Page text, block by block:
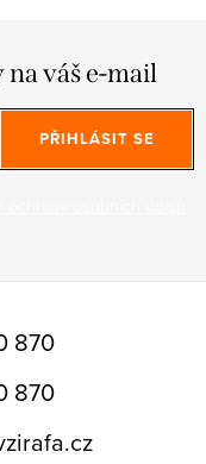
váš e-mail
PŘIHLÁSIT SE
870
870